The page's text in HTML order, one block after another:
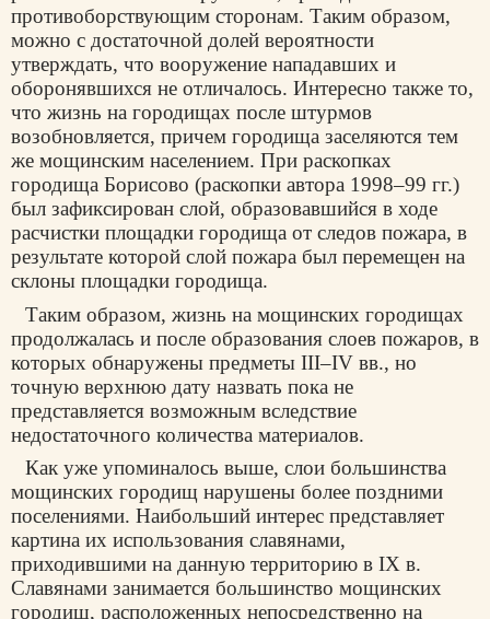
противоборствующим сторонам. Таким образом,
можно с достаточной долей вероятности
утверждать, что вооружение нападавших и
оборонявшихся не отличалось. Интересно также то,
что жизнь на городищах после штурмов
возобновляется, причем городища заселяются тем
же мощинским населением. При раскопках
городища Борисово (раскопки автора 1998–99 гг.)
был зафиксирован слой, образовавшийся в ходе
расчистки площадки городища от следов пожара, в
результате которой слой пожара был перемещен на
склоны площадки городища.
Таким образом, жизнь на мощинских городищах
продолжалась и после образования слоев пожаров, в
которых обнаружены предметы III–IV вв., но
точную верхнюю дату назвать пока не
представляется возможным вследствие
недостаточного количества материалов.
Как уже упоминалось выше, слои большинства
мощинских городищ нарушены более поздними
поселениями. Наибольший интерес представляет
картина их использования славянами,
приходившими на данную территорию в IX в.
Славянами занимается большинство мощинских
городищ, расположенных непосредственно на